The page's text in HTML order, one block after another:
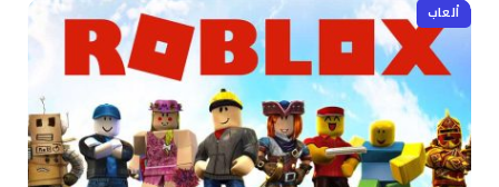
ألعاب